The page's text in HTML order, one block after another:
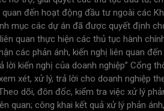
đến hoạt động đầu tư ngoài các
mục các dự án đã được quyết định
quan thực hiện các thủ tục hành
các phản ánh, kiến nghị liên quan
lời kiến nghị của doanh nghiệp” Cổng
xét, xử lý, trả lời cho doanh nghiệp
dõi, đôn đốc, kiểm tra việc xử lý
quan; công khai kết quả xử lý phản